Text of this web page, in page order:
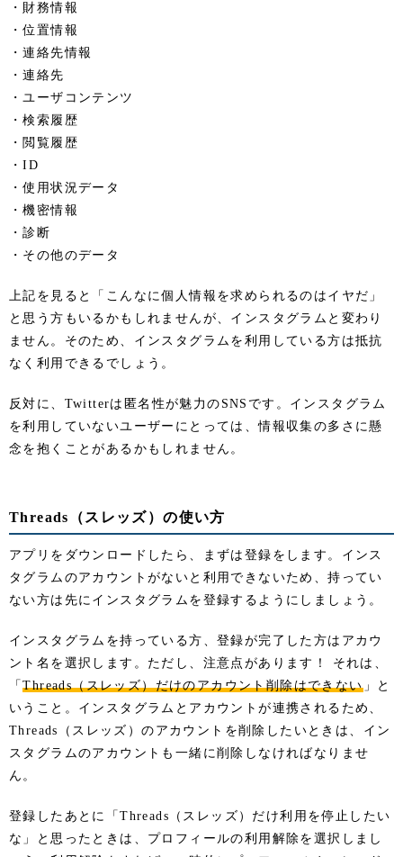
・財務情報
・位置情報
・連絡先情報
・連絡先
・ユーザコンテンツ
・検索履歴
・閲覧履歴
・ID
・使用状況データ
・機密情報
・診断
・その他のデータ
上記を見ると「こんなに個人情報を求められるのはイヤだ」
と思う方もいるかもしれませんが、インスタグラムと変わり
ません。そのため、インスタグラムを利用している方は抵抗
なく利用できるでしょう。
反対に、Twitterは匿名性が魅力のSNSです。インスタグラム
を利用していないユーザーにとっては、情報収集の多さに懸
念を抱くことがあるかもしれません。
Threads（スレッズ）の使い方
アプリをダウンロードしたら、まずは登録をします。インス
タグラムのアカウントがないと利用できないため、持ってい
ない方は先にインスタグラムを登録するようにしましょう。
インスタグラムを持っている方、登録が完了した方はアカウ
ント名を選択します。ただし、注意点があります！ それは、
「Threads（スレッズ）だけのアカウント削除はできない」と
いうこと。インスタグラムとアカウントが連携されるため、
Threads（スレッズ）のアカウントを削除したいときは、イン
スタグラムのアカウントも一緒に削除しなければなりませ
ん。
登録したあとに「Threads（スレッズ）だけ利用を停止したい
な」と思ったときは、プロフィールの利用解除を選択しまし